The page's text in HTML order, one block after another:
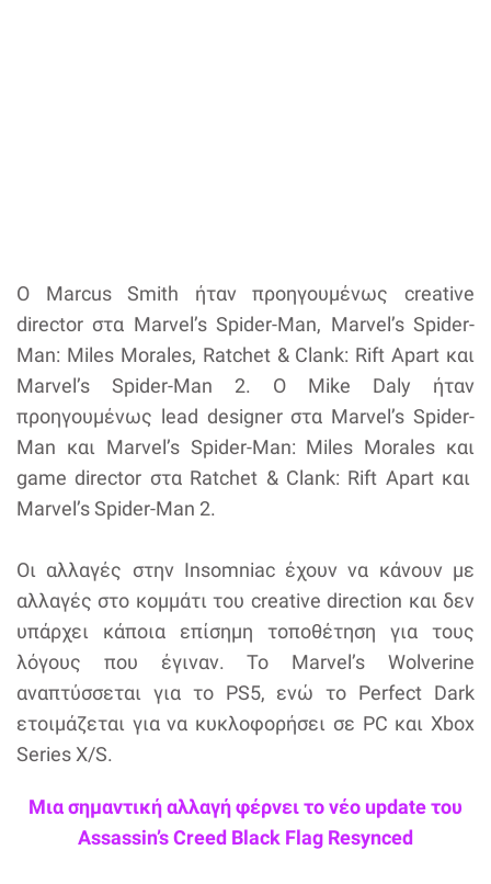
Ο Marcus Smith ήταν προηγουμένως creative
director στα Marvel’s Spider-Man, Marvel’s Spider-
Man: Miles Morales, Ratchet & Clank: Rift Apart και
Marvel’s Spider-Man 2. Ο Mike Daly ήταν
προηγουμένως lead designer στα Marvel’s Spider-
Man και Marvel’s Spider-Man: Miles Morales και
game director στα Ratchet & Clank: Rift Apart και
Marvel’s Spider-Man 2.
Οι αλλαγές στην Insomniac έχουν να κάνουν με
αλλαγές στο κομμάτι του creative direction και δεν
υπάρχει κάποια επίσημη τοποθέτηση για τους
λόγους που έγιναν. Το Marvel’s Wolverine
αναπτύσσεται για το PS5, ενώ το Perfect Dark
ετοιμάζεται για να κυκλοφορήσει σε PC και Xbox
Series X/S.
Μια σημαντική αλλαγή φέρνει το νέο update του
Assassin’s Creed Black Flag Resynced